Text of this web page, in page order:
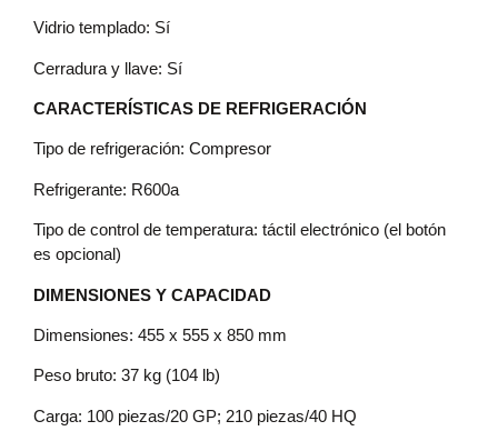
Vidrio templado: Sí
Cerradura y llave: Sí
CARACTERÍSTICAS DE REFRIGERACIÓN
Tipo de refrigeración: Compresor
Refrigerante: R600a
Tipo de control de temperatura: táctil electrónico (el botón
es opcional)
DIMENSIONES Y CAPACIDAD
Dimensiones: 455 x 555 x 850 mm
Peso bruto: 37 kg (104 lb)
Carga: 100 piezas/20 GP; 210 piezas/40 HQ